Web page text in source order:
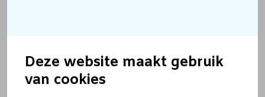
Deze website maakt gebruik
van cookies